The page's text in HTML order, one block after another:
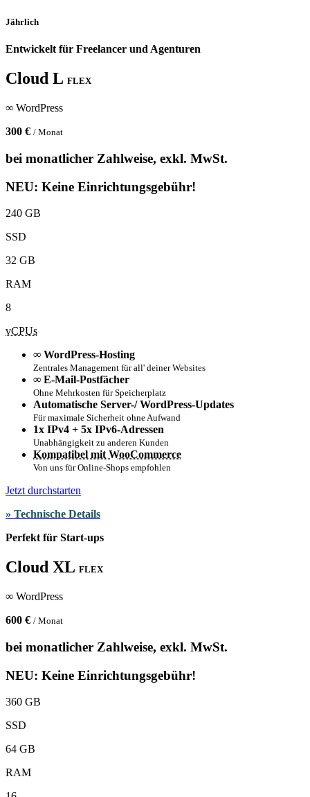
Jährlich
Entwickelt für Freelancer und Agenturen
Cloud L FLEX
∞ WordPress
300 € / Monat
bei monatlicher Zahlweise, exkl. MwSt.
NEU: Keine Einrichtungsgebühr!
240 GB
SSD
32 GB
RAM
8
vCPUs
∞ WordPress-Hosting
Zentrales Management für all' deiner Websites
∞ E-Mail-Postfächer
Ohne Mehrkosten für Speicherplatz
Automatische Server-/ WordPress-Updates
Für maximale Sicherheit ohne Aufwand
1x IPv4 + 5x IPv6-Adressen
Unabhängigkeit zu anderen Kunden
Kompatibel mit WooCommerce
Von uns für Online-Shops empfohlen
Jetzt durchstarten
» Technische Details
Perfekt für Start-ups
Cloud XL FLEX
∞ WordPress
600 € / Monat
bei monatlicher Zahlweise, exkl. MwSt.
NEU: Keine Einrichtungsgebühr!
360 GB
SSD
64 GB
RAM